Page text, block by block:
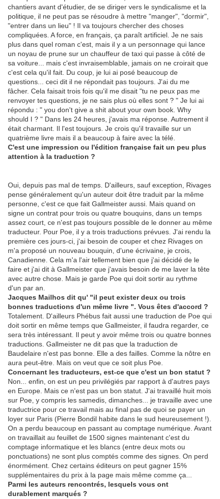
chantiers avant d'étudier, de se diriger vers le syndicalisme et la
politique, il ne peut pas se résoudre à mettre "manger", "dormir",
"entrer dans un lieu" ! Il va toujours chercher des choses
compliquées. A force, en français, ça paraît artificiel. Je ne sais
plus dans quel roman c'est, mais il y a un personnage qui lance
un noyau de prune sur un chauffeur de taxi qui passe à côté de
sa voiture... mais c'est invraisemblable, jamais on ne croirait que
c'est cela qu'il fait. Du coup, je lui ai posé beaucoup de
questions... ceci dit il ne répondait pas toujours. J'ai du me
fâcher. Cela faisait trois fois qu'il me disait "tu ne peux pas me
renvoyer tes questions, je ne sais plus où elles sont ? " Je lui ai
répondu : " you don't give a shit about your own book. Why
should I ? " Dans les 24 heures, j'avais ma réponse. Autrement il
était charmant. Il l'est toujours. Je crois qu'il travaille sur un
quatrième livre mais il a beaucoup à faire avec la télé.
C'est une impression ou l'édition française fait un peu plus
attention à la traduction ?
Oui, depuis pas mal de temps. D'ailleurs, sauf exception, Rivages
pense généralement qu'un auteur doit être traduit par la même
personne, c'est ce que fait Gallmeister aussi. Mais quand on
signe un contrat pour trois ou quatre bouquins, dans un temps
assez court, ce n'est pas toujours possible de le donner au même
traducteur. Pour Poe, il y a trois traductions prévues. J'ai rendu la
première ces jours-ci, j'ai besoin de couper et chez Rivages on
m'a proposé un nouveau bouquin, d'une écrivaine, je crois,
Canadienne. Cela m'a l'air tellement bien que j'ai décidé de le
faire et j'ai dit à Gallmeister que j'avais besoin de me laver la tête
avec autre chose. Mais je garde Poe qui doit sortir au rythme
d'un par an.
Jacques Mailhos dit qu' "il peut exister deux ou trois
bonnes traductions d'un même livre ". Vous êtes d'accord ?
Totalement. D'ailleurs Phébus fait aussi une traduction de Poe qui
doit sortir en même temps que Gallmeister, il faudra regarder, ce
sera très intéressant. Il peut y avoir même trois ou quatre bonnes
traductions. Gallmeister ne dit pas que la traduction de
Baudelaire n'est pas bonne. Elle a des failles. Comme la nôtre en
aura peut-être. Mais on veut que ce soit plus Poe.
Concernant les traducteurs, est-ce que c'est un bon statut ?
Non... enfin, on est un peu privilégiés par rapport à d'autres pays
en Europe. Mais ce n'est pas un bon statut. J'ai travaillé huit mois
sur Poe, y compris les samedis, dimanches... je travaille avec une
traductrice pour ce travail mais au final pas de quoi se payer un
loyer sur Paris (Pierre Bondil habite dans le sud heureusement !).
On a perdu beaucoup en passant au comptage numérique. Avant
on travaillait au feuillet de 1500 signes maintenant c'est du
comptage informatique et les blancs (entre deux mots ou
ponctuations) ne sont plus comptés comme des signes. On perd
énormément. Chez certains éditeurs on peut gagner 15%
supplémentaires du prix à la page mais même comme ça...
Parmi les auteurs rencontrés, lesquels vous ont
durablement marqués ?